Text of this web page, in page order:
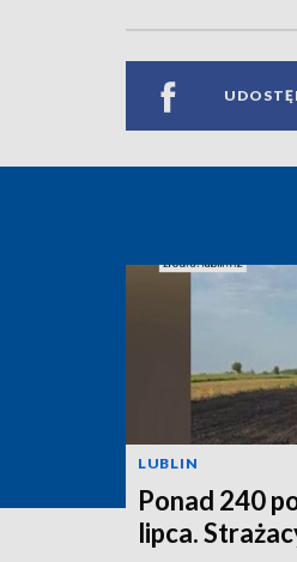
LUBLIN
Ponad 240
lipca.